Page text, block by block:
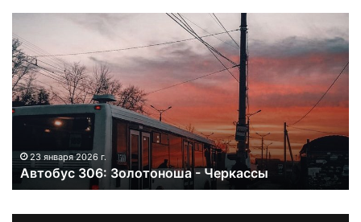
в
т
о
б
у
:
23 января 2026 г.
Автобус 306: Золотоноша - Черкассы